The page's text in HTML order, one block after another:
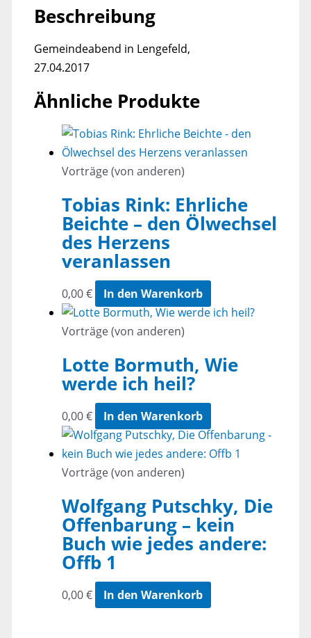
dieser
Hat
die
Reformation
damit
etwas
Beschreibung
Gemeindeabend in Lengefeld,
27.04.2017
Ähnliche Produkte
Vorträge (von anderen)
Tobias Rink: Ehrliche
Beichte – den Ölwechsel
des Herzens
veranlassen
0,00€ In den Warenkorb
Vorträge (von anderen)
Lotte Bormuth, Wie
werde ich heil?
0,00€ In den Warenkorb
Vorträge (von anderen)
Wolfgang Putschky, Die
Offenbarung – kein
Buch wie jedes andere:
Offb 1
0,00€ In den Warenkorb